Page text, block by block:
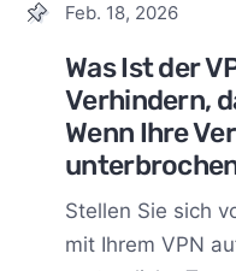
Feb. 18, 2026
Was Ist der
Verhindern,
Wenn Ihre
Stellen Sie sich
mit Ihrem VPN